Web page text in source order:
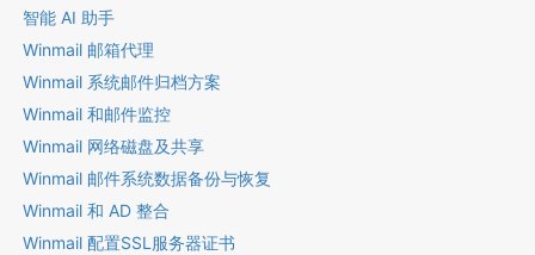
智能 AI 助手
Winmail 邮箱代理
Winmail 系统邮件归档方案
Winmail 和邮件监控
Winmail 网络磁盘及共享
Winmail 邮件系统数据备份与恢复
Winmail 和 AD 整合
Winmail 配置SSL服务器证书